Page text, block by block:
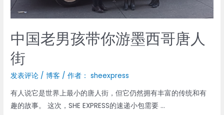
力
值
中国老男孩带你游墨西哥唐人
街
发表评论 /博客 / 作者： sheexpress
有人说它是世界上最小的唐人街，但它仍然拥有丰富的传统和有
趣的故事。 这次，SHE EXPRESS的速递小包需要 …